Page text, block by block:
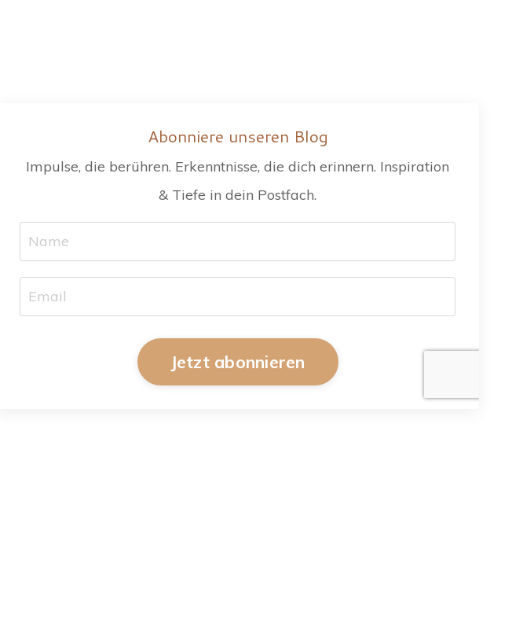
Abonniere unseren Blog
Impulse, die berühren. Erkenntnisse, die dich erinnern. Inspiration
& Tiefe in dein Postfach.
Jetzt abonnieren